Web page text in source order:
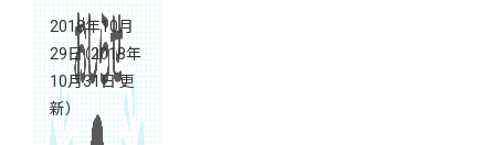
2018年10月
29日（2018年
10月31日 更
新）